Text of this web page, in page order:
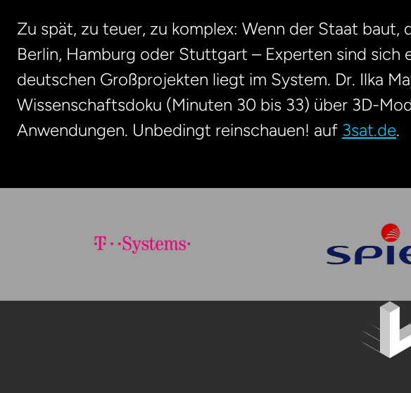
Zu spät, zu teuer, zu komplex: Wenn der Staat baut,
Berlin, Hamburg oder Stuttgart – Experten sind sich
deutschen Großprojekten liegt im System. Dr. Ilka
Wissenschaftsdoku (Minuten 30 bis 33) über 3D-
Anwendungen. Unbedingt reinschauen! auf 3sat.de.